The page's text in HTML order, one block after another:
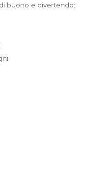
buono e divertendo: